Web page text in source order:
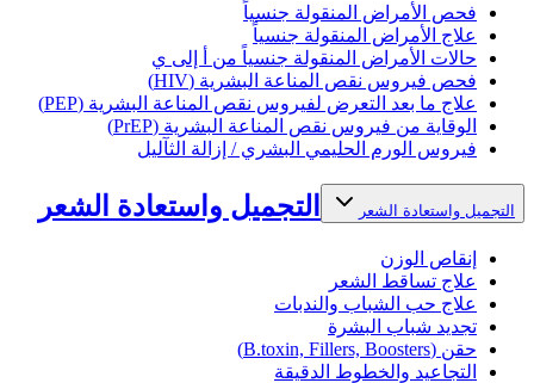
فحص الأمراض المنقولة جنسياً
علاج الأمراض المنقولة جنسياً
حالات الأمراض المنقولة جنسياً من أ إلى ي
فحص فيروس نقص المناعة البشرية (HIV)
علاج ما بعد التعرض لفيروس نقص المناعة البشرية (PEP)
الوقاية من فيروس نقص المناعة البشرية (PrEP)
فيروس الورم الحليمي البشري / إزالة الثآليل
التجميل واستعادة الشعر التجميل واستعادة الشعر
إنقاص الوزن
علاج تساقط الشعر
علاج حب الشباب والندبات
تجديد شباب البشرة
حقن (B.toxin, Fillers, Boosters)
التجاعيد والخطوط الدقيقة